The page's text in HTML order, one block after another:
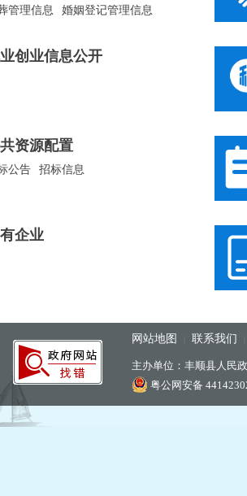
管理信息
婚姻登记管理信息
创业信息公开
资源配置
公告 招标信息
企业
网站地图 联系我们
主办单位：丰顺县人民
粤公网安备